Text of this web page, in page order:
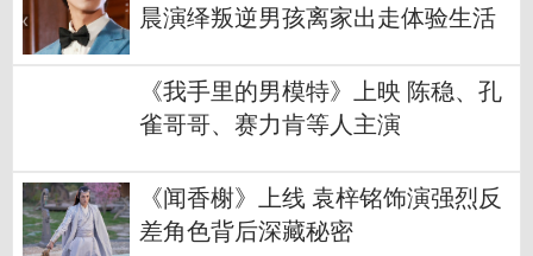
晨演绎叛逆男孩离家出走体验生活
《我手里的男模特》上映 陈稳、孔
雀哥哥、赛力肯等人主演
《闻香榭》上线 袁梓铭饰演强烈反
差角色背后深藏秘密